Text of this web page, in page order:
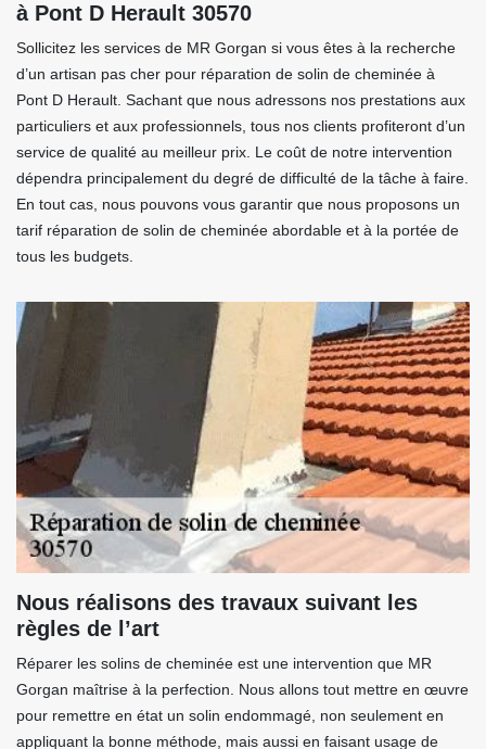
à Pont D Herault 30570
Sollicitez les services de MR Gorgan si vous êtes à la recherche
d’un artisan pas cher pour réparation de solin de cheminée à
Pont D Herault. Sachant que nous adressons nos prestations aux
particuliers et aux professionnels, tous nos clients profiteront d’un
service de qualité au meilleur prix. Le coût de notre intervention
dépendra principalement du degré de difficulté de la tâche à faire.
En tout cas, nous pouvons vous garantir que nous proposons un
tarif réparation de solin de cheminée abordable et à la portée de
tous les budgets.
Nous réalisons des travaux suivant les
règles de l’art
Réparer les solins de cheminée est une intervention que MR
Gorgan maîtrise à la perfection. Nous allons tout mettre en œuvre
pour remettre en état un solin endommagé, non seulement en
appliquant la bonne méthode, mais aussi en faisant usage de